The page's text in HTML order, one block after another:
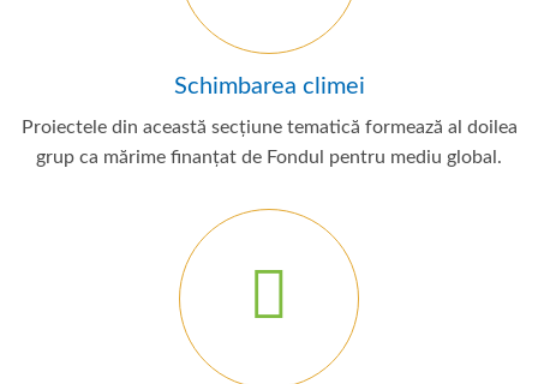
Schimbarea climei
Proiectele din această secțiune tematică formează al doilea
grup ca mărime finanțat de Fondul pentru mediu global.